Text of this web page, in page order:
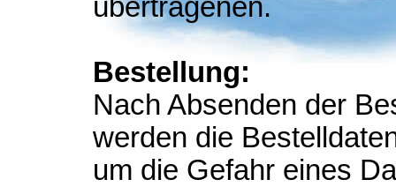
übertragenen.
Bestellung:
Nach Absenden der
werden die
um die Gefahr eines